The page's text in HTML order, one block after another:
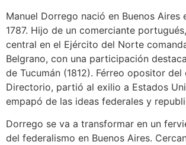
Manuel Dorrego nació en Buenos Aires
1787. Hijo de un comerciante
central en el Ejército del Norte
Belgrano, con una participación
de Tucumán (1812). Férreo opositor
Directorio, partió al exilio a Estados
empapó de las ideas federales y
Dorrego se va a transformar en un
del federalismo en Buenos Aires.